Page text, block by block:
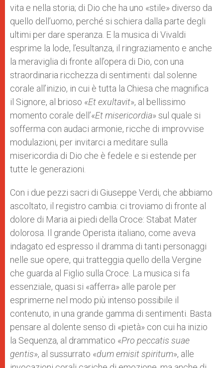
vita e nella storia; di Dio che ha uno «stile» diverso da
quello dell’uomo, perché si schiera dalla parte degli
ultimi per dare speranza. E la musica di Vivaldi
esprime la lode, l’esultanza, il ringraziamento e anche
la meraviglia di fronte all’opera di Dio, con una
straordinaria ricchezza di sentimenti: dal solenne
corale all’inizio, in cui è tutta la Chiesa che magnifica
il Signore, al brioso «Et exultavit», al bellissimo
momento corale dell’«Et misericordia» sul quale si
sofferma con audaci armonie, ricche di improvvise
modulazioni, per invitarci a meditare sulla
misericordia di Dio che è fedele e si estende per
tutte le generazioni.
Con i due pezzi sacri di Giuseppe Verdi, che abbiamo
ascoltato, il registro cambia: ci troviamo di fronte al
dolore di Maria ai piedi della Croce: Stabat Mater
dolorosa. Il grande Operista italiano, come aveva
indagato ed espresso il dramma di tanti personaggi
nelle sue opere, qui tratteggia quello della Vergine
che guarda al Figlio sulla Croce. La musica si fa
essenziale, quasi si «afferra» alle parole per
esprimerne nel modo più intenso possibile il
contenuto, in una grande gamma di sentimenti. Basta
pensare al dolente senso di «pietà» con cui ha inizio
la Sequenza, al drammatico «Pro peccatis suae
gentis», al sussurrato «dum emisit spiritum», alle